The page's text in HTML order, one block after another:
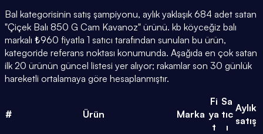
Bal kategorisinin satış şampiyonu, aylık yaklaşık 684 adet satan
"Çiçek Balı 850 G Cam Kavanoz" ürünü. kb köyceğiz balı
markalı ₺960 fiyatla 1 satıcı tarafından sunulan bu ürün,
kategoride referans noktası konumunda. Aşağıda en çok satan
ilk 20 ürünün güncel listesi yer alıyor; rakamlar son 30 günlük
hareketli ortalamaya göre hesaplanmıştır.
# Ürün Marka
Fi
ya
t
Sa
tıc
ı
Aylık
satış